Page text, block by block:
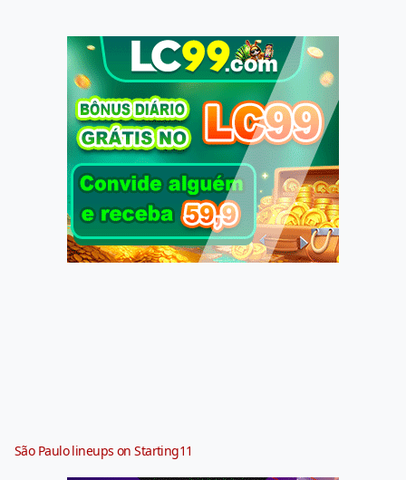
São Paulo lineups on Starting11